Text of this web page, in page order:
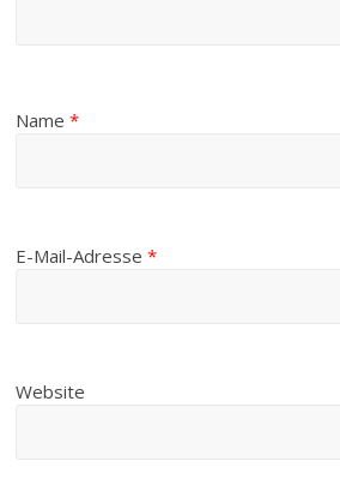
Name*
E-Mail-Adresse*
Website